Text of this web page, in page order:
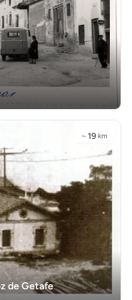
~ 19km
de Getafe